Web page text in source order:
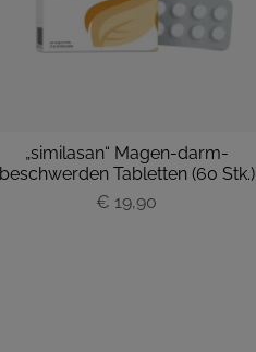
„similasan“ Magen-darm-
beschwerden Tabletten (60 Stk.)
€ 19,90
P